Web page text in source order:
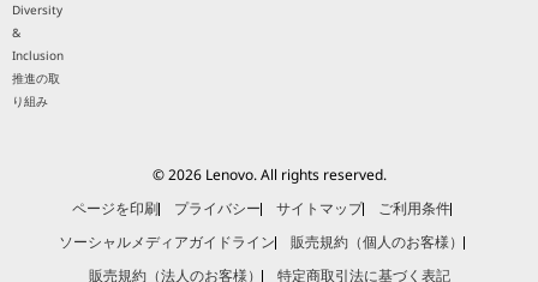
Diversity
&
Inclusion
推進の取
り組み
© 2026 Lenovo. All rights reserved.
ページを印刷
プライバシー サイトマップ
ご利用条件
ソーシャルメディアガイドライン
販売規約（個人のお客様）
販売規約（法人のお客様）
特定商取引法に基づく表記